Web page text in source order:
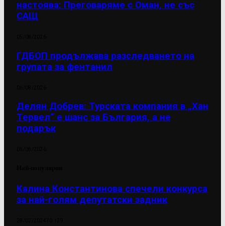
настоява: Преговаряме с Оман, не със
САЩ
ГДБОП продължава разследването на
групата за фентанил
Делян Добрев: Турската компания в „Хан
Тервел“ е шанс за България, а не
подарък
Калина Константинова спечели конкурса
за най-голям депутатски задник